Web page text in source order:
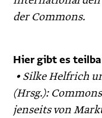
der Commons.
Hier gibt es
• Silke Helfrich
(Hrsg.):
jenseits von